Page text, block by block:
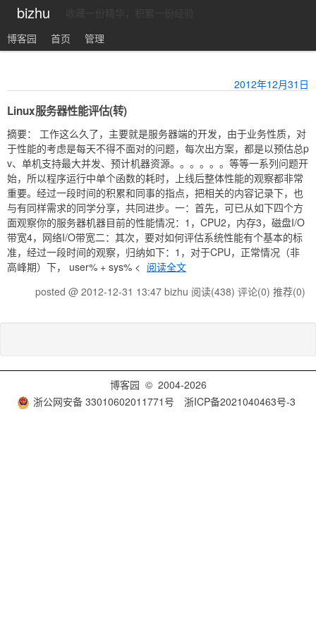
bizhu
博客园
首页 管理
2012年12月31日
Linux服务器性能评估(转)
摘要： 工作这么久了，主要就是服务器端的开发，由于业务性质，对
于性能的考虑是每天不得不面对的问题，每次出方案，都是以预估总p
v、单机支持最大并发、预计机器资源。。。。。。等等一系列问题开
始，所以程序运行中单个函数的耗时，上线后整体性能的观察都非常
重要。经过一段时间的积累和同事的指点，把相关的内容记录下，也
与有同样需求的同学分享，共同进步。一：首先，可已从如下四个方
面观察你的服务器机器目前的性能情况：1，CPU2，内存3，磁盘I/O
带宽4，网络I/O带宽二：其次，要对如何评估系统性能有个基本的标
准，经过一段时间的观察，归纳如下：1，对于CPU，正常情况（非
高峰期）下， user% + sys% < 阅读全文
posted @ 2012-12-31 13:47 bizhu 阅读(438) 评论(0) 推荐(0)
博客园 © 2004-2026
浙公网安备 33010602011771号
浙ICP备2021040463号-3